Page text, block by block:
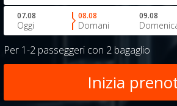
07.08
Oggi
08.08
Domani
09.08
Per 1-2 passeggeri con 2 bagaglio